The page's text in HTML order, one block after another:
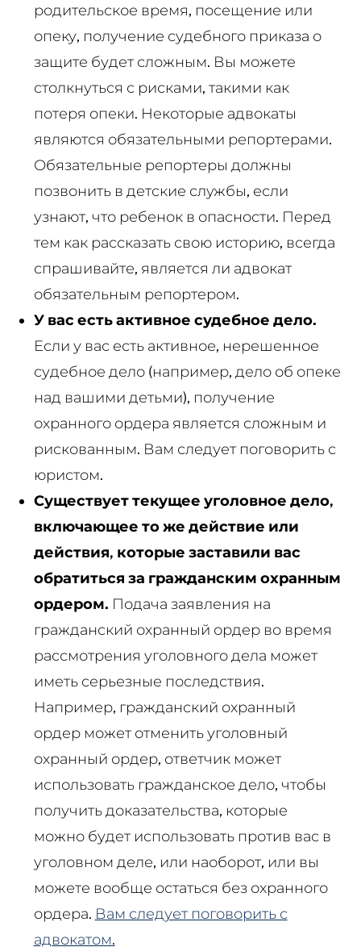
родительское время, посещение или
опеку, получение судебного приказа о
защите будет сложным. Вы можете
столкнуться с рисками, такими как
потеря опеки. Некоторые адвокаты
являются обязательными репортерами.
Обязательные репортеры должны
позвонить в детские службы, если
узнают, что ребенок в опасности. Перед
тем как рассказать свою историю, всегда
спрашивайте, является ли адвокат
обязательным репортером.
У вас есть активное судебное дело.
Если у вас есть активное, нерешенное
судебное дело (например, дело об опеке
над вашими детьми), получение
охранного ордера является сложным и
рискованным. Вам следует поговорить с
юристом.
Существует текущее уголовное дело,
включающее то же действие или
действия, которые заставили вас
обратиться за гражданским охранным
ордером. Подача заявления на
гражданский охранный ордер во время
рассмотрения уголовного дела может
иметь серьезные последствия.
Например, гражданский охранный
ордер может отменить уголовный
охранный ордер, ответчик может
использовать гражданское дело, чтобы
получить доказательства, которые
можно будет использовать против вас в
уголовном деле, или наоборот, или вы
можете вообще остаться без охранного
ордера. Вам следует поговорить с
адвокатом.